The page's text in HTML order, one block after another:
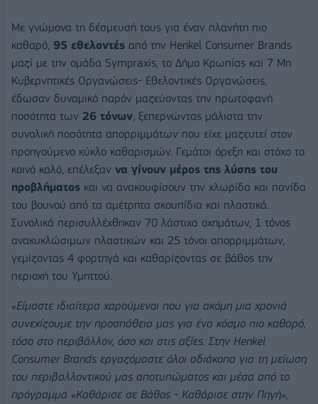
Με γνώμονα τη δέσμευσή τους για έναν πλανήτη πιο
καθαρό, 95 εθελοντές από την Henkel Consumer Brands
μαζί με την ομάδα Sympraxis, το Δήμο Κρωπίας και 7 Μη
Κυβερνητικές Οργανώσεις- Εθελοντικές Οργανώσεις,
έδωσαν δυναμικό παρόν μαζεύοντας την πρωτοφανή
ποσότητα των 26 τόνων, ξεπερνώντας μάλιστα την
συνολική ποσότητα απορριμμάτων που είχε μαζευτεί στον
προηγούμενο κύκλο καθαρισμών. Γεμάτοι όρεξη και στόχο το
κοινό καλό, επέλεξαν να γίνουν μέρος της λύσης του
προβλήματος και να ανακουφίσουν την χλωρίδα και πανίδα
του βουνού από τα αμέτρητα σκουπίδια και πλαστικά.
Συνολικά περισυλλέχθηκαν 70 λάστιχα οχημάτων, 1 τόνος
ανακυκλώσιμων πλαστικών και 25 τόνοι απορριμμάτων,
γεμίζοντας 4 φορτηγά και καθαρίζοντας σε βάθος την
περιοχή του Υμηττού.
«Είμαστε ιδιαίτερα χαρούμενοι που για ακόμη μια χρονιά
συνεχίζουμε την προσπάθεια μας για ένα κόσμο πιο καθαρό,
τόσο στο περιβάλλον, όσο και στις αξίες. Στην Henkel
Consumer Brands εργαζόμαστε όλοι αδιάκοπα για τη μείωση
του περιβαλλοντικού μας αποτυπώματος και μέσα από το
πρόγραμμα «Καθάρισε σε Βάθος - Καθάρισε στην Πηγή»,